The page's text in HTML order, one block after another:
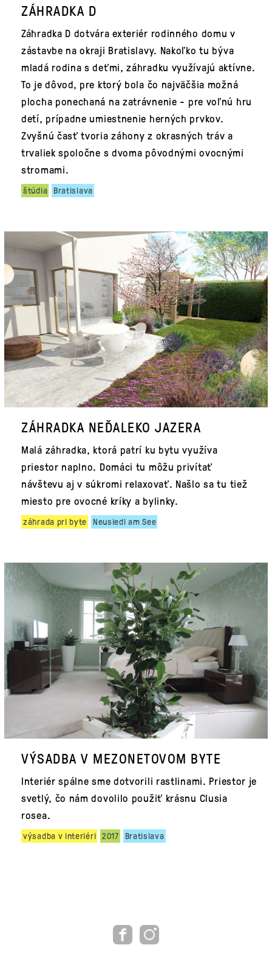
ZÁHRADKA D
Záhradka D dotvára exteriér rodinného domu v
zástavbe na okraji Bratislavy. Nakoľko tu býva
mladá rodina s deťmi, záhradku využívajú aktívne.
To je dôvod, pre ktorý bola čo najväčšia možná
plocha ponechaná na zatrávnenie - pre voľnú hru
detí, prípadne umiestnenie herných prvkov.
Zvyšnú časť tvoria záhony z okrasných tráv a
trvaliek spoločne s dvoma pôvodnými ovocnými
stromami.
štúdia Bratislava
ZÁHRADKA NEĎALEKO JAZERA
Malá záhradka, ktorá patrí ku bytu využíva
priestor naplno. Domáci tu môžu privítať
návštevu aj v súkromi relaxovať. Našlo sa tu tiež
miesto pre ovocné kríky a bylinky.
záhrada pri byte Neusiedl am See
VÝSADBA V MEZONETOVOM BYTE
Interiér spálne sme dotvorili rastlinami. Priestor je
svetlý, čo nám dovolilo použiť krásnu Clusia
rosea.
výsadba v interiéri 2017 Bratislava